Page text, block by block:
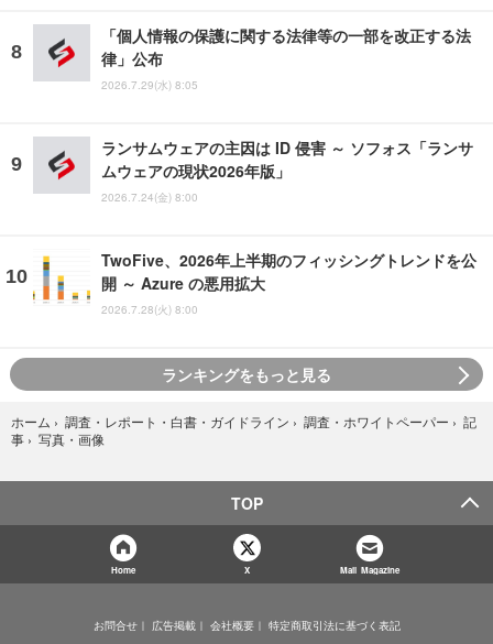
「個人情報の保護に関する法律等の一部を改正する法
律」公布
2026.7.29(水) 8:05
ランサムウェアの主因は ID 侵害 ～ ソフォス「ランサ
ムウェアの現状2026年版」
2026.7.24(金) 8:00
TwoFive、2026年上半期のフィッシングトレンドを公
開 ～ Azure の悪用拡大
2026.7.28(火) 8:00
ランキングをもっと見る
ホーム › 調査・レポート・白書・ガイドライン › 調査・ホワイトペーパー › 記
事 › 写真・画像
TOP
Home X Mail Magazine
お問合せ 広告掲載 会社概要
特定商取引法に基づく表記